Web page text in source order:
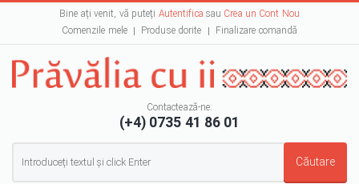
Bine ați venit, vă puteți Autentifica sau Crea un Cont Nou
Comenzile mele
Produse dorite Finalizare comandă
Contactează-ne:
(+4) 0735 41 86 01
Formular de căutare